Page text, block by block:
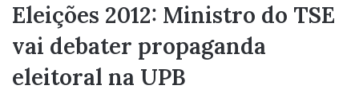
Eleições 2012: Ministro do TSE
vai debater propaganda
eleitoral na UPB